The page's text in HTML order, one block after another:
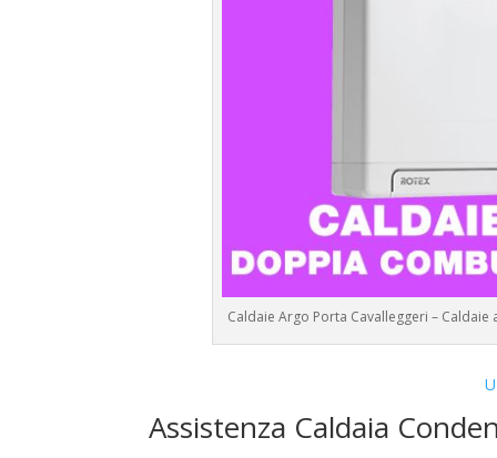
Caldaie Argo Porta Cavalleggeri –
Assistenza Caldaia